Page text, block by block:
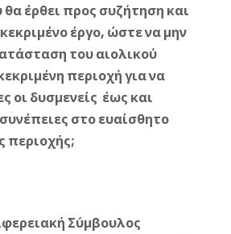
έρθει προς συζήτηση και
έργο, ώστε να μην
του αιολικού
περιοχή για να
οι δυσμενείς έως και
στο ευαίσθητο
περιοχής;
Σύμβουλος